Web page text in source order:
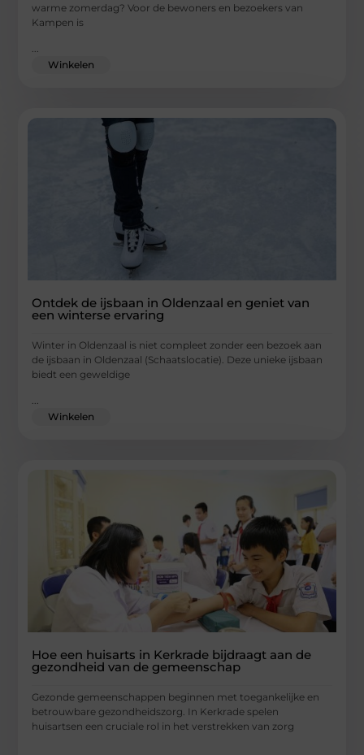
warme zomerdag? Voor de bewoners en bezoekers van
Kampen is
...
Winkelen
Ontdek de ijsbaan in Oldenzaal en geniet van
een winterse ervaring
Winter in Oldenzaal is niet compleet zonder een bezoek aan
de ijsbaan in Oldenzaal (Schaatslocatie). Deze unieke ijsbaan
biedt een geweldige
...
Winkelen
Hoe een huisarts in Kerkrade bijdraagt aan de
gezondheid van de gemeenschap
Gezonde gemeenschappen beginnen met toegankelijke en
betrouwbare gezondheidszorg. In Kerkrade spelen
huisartsen een cruciale rol in het verstrekken van zorg